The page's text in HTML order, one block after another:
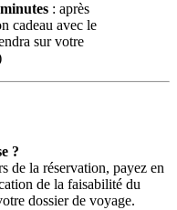
: après
cadeau avec le
sur votre
?
de la réservation, payez en
de la faisabilité du
dossier de voyage.